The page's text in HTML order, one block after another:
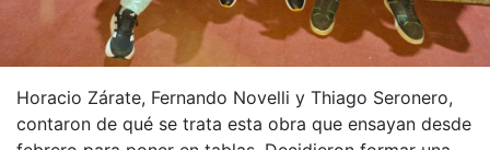
Horacio Zárate, Fernando Novelli y Thiago Seronero,
contaron de qué se trata esta obra que ensayan desde